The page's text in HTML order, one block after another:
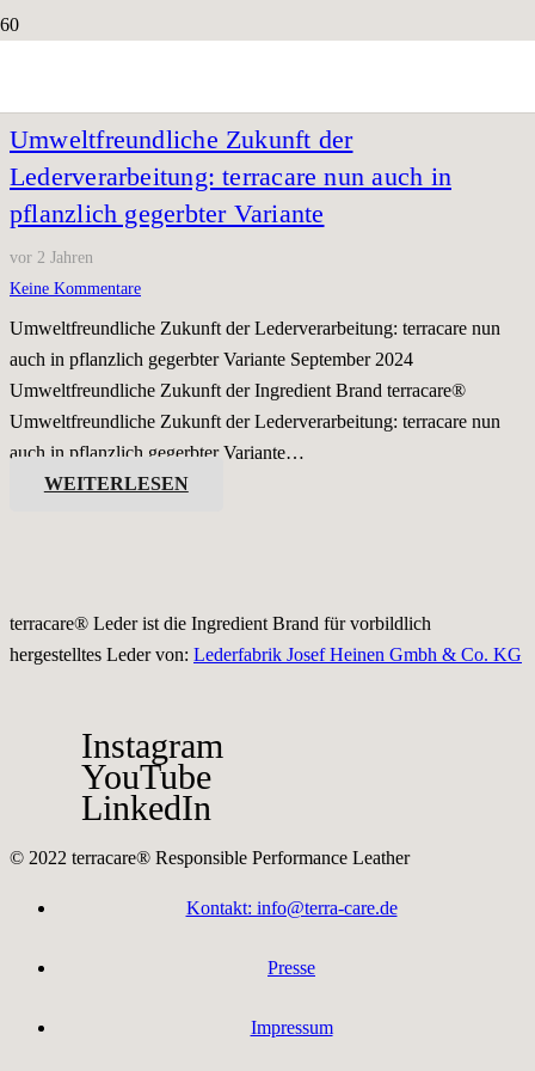
Umweltfreundliche Zukunft der
Lederverarbeitung: terracare nun auch in
pflanzlich gegerbter Variante
vor 2 Jahren
Keine Kommentare
Umweltfreundliche Zukunft der Lederverarbeitung: terracare nun
auch in pflanzlich gegerbter Variante September 2024
Umweltfreundliche Zukunft der Ingredient Brand terracare®
Umweltfreundliche Zukunft der Lederverarbeitung: terracare nun
auch in pflanzlich gegerbter Variante…
WEITERLESEN
terracare® Leder ist die Ingredient Brand für vorbildlich
hergestelltes Leder von: Lederfabrik Josef Heinen Gmbh & Co. KG
Instagram
YouTube
LinkedIn
© 2022 terracare® Responsible Performance Leather
Kontakt: info@terra-care.de
Presse
Impressum